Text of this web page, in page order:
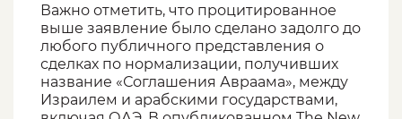
Важно отметить, что процитированное
выше заявление было сделано задолго до
любого публичного представления о
сделках по нормализации, получивших
название «Соглашения Авраама», между
Израилем и арабскими государствами,